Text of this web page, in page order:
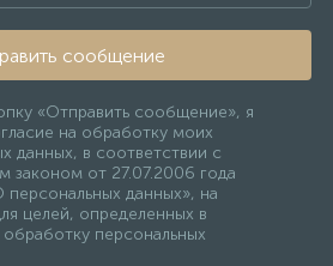
сообщение
«Отправить сообщение», я
на обработку моих
данных, в соответствии с
законом от 27.07.2006 года
данных», на
целей, определенных в
персональных